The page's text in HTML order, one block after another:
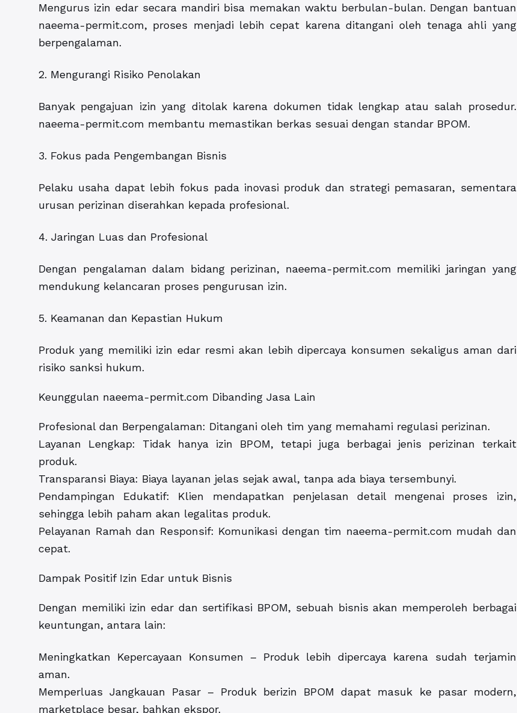
Mengurus izin edar secara mandiri bisa memakan waktu berbulan-bulan. Dengan bantuan
naeema-permit.com, proses menjadi lebih cepat karena ditangani oleh tenaga ahli yang
berpengalaman.
2. Mengurangi Risiko Penolakan
Banyak pengajuan izin yang ditolak karena dokumen tidak lengkap atau salah prosedur.
naeema-permit.com membantu memastikan berkas sesuai dengan standar BPOM.
3. Fokus pada Pengembangan Bisnis
Pelaku usaha dapat lebih fokus pada inovasi produk dan strategi pemasaran, sementara
urusan perizinan diserahkan kepada profesional.
4. Jaringan Luas dan Profesional
Dengan pengalaman dalam bidang perizinan, naeema-permit.com memiliki jaringan yang
mendukung kelancaran proses pengurusan izin.
5. Keamanan dan Kepastian Hukum
Produk yang memiliki izin edar resmi akan lebih dipercaya konsumen sekaligus aman dari
risiko sanksi hukum.
Keunggulan naeema-permit.com Dibanding Jasa Lain
Profesional dan Berpengalaman: Ditangani oleh tim yang memahami regulasi perizinan.
Layanan Lengkap: Tidak hanya izin BPOM, tetapi juga berbagai jenis perizinan terkait
produk.
Transparansi Biaya: Biaya layanan jelas sejak awal, tanpa ada biaya tersembunyi.
Pendampingan Edukatif: Klien mendapatkan penjelasan detail mengenai proses izin,
sehingga lebih paham akan legalitas produk.
Pelayanan Ramah dan Responsif: Komunikasi dengan tim naeema-permit.com mudah dan
cepat.
Dampak Positif Izin Edar untuk Bisnis
Dengan memiliki izin edar dan sertifikasi BPOM, sebuah bisnis akan memperoleh berbagai
keuntungan, antara lain:
Meningkatkan Kepercayaan Konsumen – Produk lebih dipercaya karena sudah terjamin
aman.
Memperluas Jangkauan Pasar – Produk berizin BPOM dapat masuk ke pasar modern,
marketplace besar, bahkan ekspor.